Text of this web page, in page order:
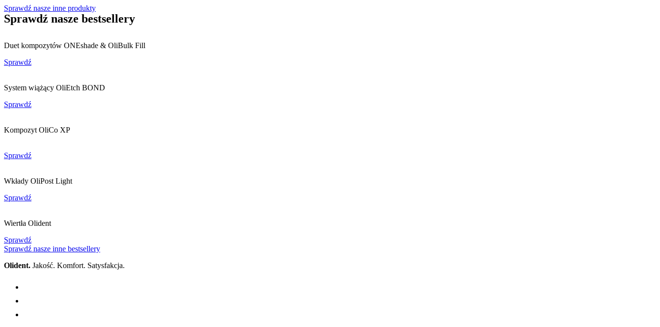
Sprawdź nasze inne produkty
Sprawdź nasze bestsellery
Duet kompozytów ONEshade & OliBulk Fill
Sprawdź
System wiążący OliEtch BOND
Sprawdź
Kompozyt OliCo XP
Sprawdź
Wkłady OliPost Light
Sprawdź
Wiertła Olident
Sprawdź
Sprawdź nasze inne bestsellery
Olident. Jakość. Komfort. Satysfakcja.